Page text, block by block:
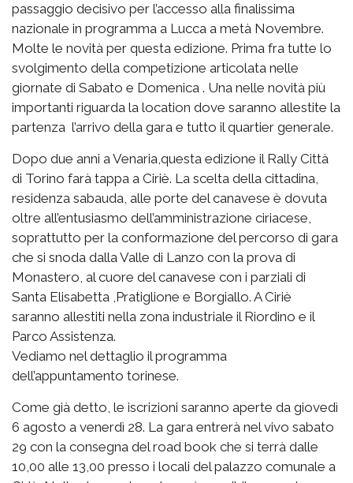
passaggio decisivo per l’accesso alla finalissima
nazionale in programma a Lucca a metà Novembre.
Molte le novità per questa edizione. Prima fra tutte lo
svolgimento della competizione articolata nelle
giornate di Sabato e Domenica . Una nelle novità più
importanti riguarda la location dove saranno allestite la
partenza l’arrivo della gara e tutto il quartier generale.
Dopo due anni a Venaria,questa edizione il Rally Città
di Torino farà tappa a Ciriè. La scelta della cittadina,
residenza sabauda, alle porte del canavese è dovuta
oltre all’entusiasmo dell’amministrazione ciriacese,
soprattutto per la conformazione del percorso di gara
che si snoda dalla Valle di Lanzo con la prova di
Monastero, al cuore del canavese con i parziali di
Santa Elisabetta ,Pratiglione e Borgiallo. A Ciriè
saranno allestiti nella zona industriale il Riordino e il
Parco Assistenza.
Vediamo nel dettaglio il programma
dell’appuntamento torinese.
Come già detto, le iscrizioni saranno aperte da giovedì
6 agosto a venerdì 28. La gara entrerà nel vivo sabato
29 con la consegna del road book che si terrà dalle
10,00 alle 13,00 presso i locali del palazzo comunale a